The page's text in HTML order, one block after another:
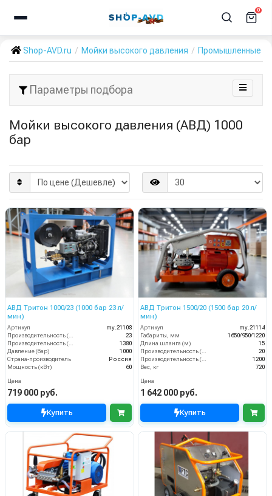
0
Shop-AVD.ru Мойки высокого давления Промышленные
Параметры подбора
Мойки высокого давления (АВД) 1000
бар
АВД Тритон 1000/23 (1000 бар 23 л/
мин)
Артикул
my.21108
23
1380
Давление (бар)
1000
Страна-производитель
Россия
Мощность (кВт)
60
Цена
719 000 руб.
Купить
АВД Тритон 1500/20 (1500 бар 20 л/
мин)
Артикул
my.21114
Габариты, мм
1650/950/1220
Длина шланга (м)
15
20
1200
Вес, кг
720
Цена
1 642 000 руб.
Купить